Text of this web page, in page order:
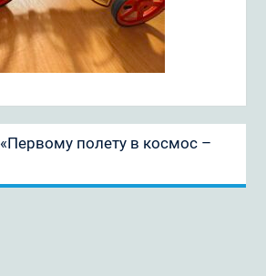
запись:
«Первому полету в космос –